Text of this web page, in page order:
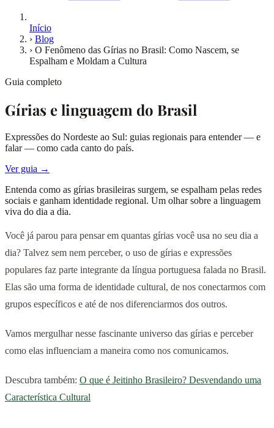
Início
› Blog
› O Fenômeno das Gírias no Brasil: Como Nascem, se
Espalham e Moldam a Cultura
Guia completo
Gírias e linguagem do Brasil
Expressões do Nordeste ao Sul: guias regionais para entender — e
falar — como cada canto do país.
Ver guia →
Entenda como as gírias brasileiras surgem, se espalham pelas redes
sociais e ganham identidade regional. Um olhar sobre a linguagem
viva do dia a dia.
Você já parou para pensar em quantas gírias você usa no seu dia a
dia? Talvez sem nem perceber, o uso de gírias e expressões
populares faz parte integrante da língua portuguesa falada no Brasil.
Elas são uma forma de identidade cultural, de nos conectarmos com
grupos específicos e até de nos diferenciarmos dos outros.
Vamos mergulhar nesse fascinante universo das gírias e perceber
como elas influenciam a maneira como nos comunicamos.
Descubra também: O que é Jeitinho Brasileiro? Desvendando uma
Característica Cultural